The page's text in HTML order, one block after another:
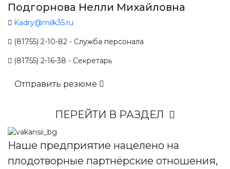
Подгорнова Нелли Михайловна
Kadry@milk35.ru
(81755) 2-10-82 - Служба персонала
(81755) 2-16-38 - Секретарь
Отправить резюме
ПЕРЕЙТИ В РАЗДЕЛ
Наше предприятие нацелено на
плодотворные партнёрские отношения,